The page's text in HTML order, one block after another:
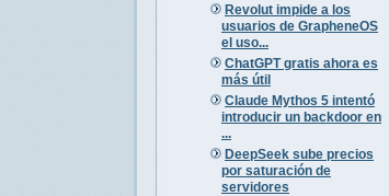
Revolut impide a los
usuarios de GrapheneOS
el uso...
ChatGPT gratis ahora es
más útil
Claude Mythos 5 intentó
introducir un backdoor en
...
DeepSeek sube precios
por saturación de
servidores